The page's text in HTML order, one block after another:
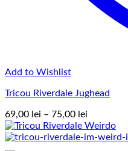
Add to Wishlist
Tricou Riverdale Jughead
69,00 lei – 75,00 lei
de
prețuri: